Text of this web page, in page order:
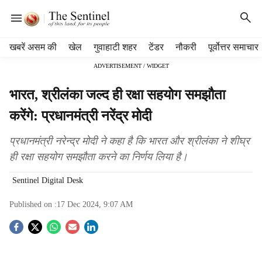
खबरें असम की खेल गुवाहाटी शहर टेंडर नौकरी पूर्वोत्तर समाचार
ADVERTISEMENT / WIDGET
भारत, श्रीलंका जल्द ही रक्षा सहयोग समझौता
करेंगे: प्रधानमंत्री नरेंद्र मोदी
प्रधानमंत्री नरेन्द्र मोदी ने कहा है कि भारत और श्रीलंका ने शीघ्र
ही रक्षा सहयोग समझौता करने का निर्णय लिया है।
Sentinel Digital Desk
Published on :17 Dec 2024, 9:07 AM
S